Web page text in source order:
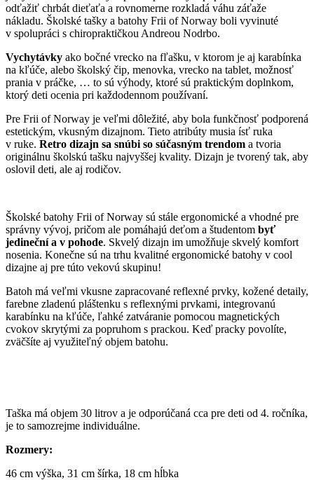
odťažiť chrbát dieťaťa a rovnomerne rozkladá váhu záťaže
nákladu. Školské tašky a batohy Frii of Norway boli vyvinuté
v spolupráci s chiropraktičkou Andreou Nodrbo.
Vychytávky ako bočné vrecko na fľašku, v ktorom je aj karabínka
na kľúče, alebo školský čip, menovka, vrecko na tablet, možnosť
prania v práčke, … to sú výhody, ktoré sú praktickým doplnkom,
ktorý deti ocenia pri každodennom používaní.
Pre Frii of Norway je veľmi dôležité, aby bola funkčnosť podporená
estetickým, vkusným dizajnom. Tieto atribúty musia ísť ruka
v ruke. Retro dizajn sa snúbi so súčasným trendom a tvoria
originálnu školskú tašku najvyššej kvality. Dizajn je tvorený tak, aby
oslovil deti, ale aj rodičov.
Školské batohy Frii of Norway sú stále ergonomické a vhodné pre
správny vývoj, pričom ale pomáhajú deťom a študentom byť
jedineční a v pohode. Skvelý dizajn im umožňuje skvelý komfort
nosenia. Konečne sú na trhu kvalitné ergonomické batohy v cool
dizajne aj pre túto vekovú skupinu!
Batoh má veľmi vkusne zapracované reflexné prvky, kožené detaily,
farebne zladenú pláštenku s reflexnými prvkami, integrovanú
karabínku na kľúče, ľahké zatváranie pomocou magnetických
cvokov skrytými za popruhom s prackou. Keď pracky povolíte,
zväčšíte aj využiteľný objem batohu.
Taška má objem 30 litrov a je odporúčaná cca pre deti od 4. ročníka,
je to samozrejme individuálne.
Rozmery:
46 cm výška, 31 cm šírka, 18 cm hĺbka